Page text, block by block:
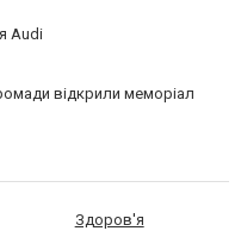
Audi
відкрили меморіал
Здоров'я